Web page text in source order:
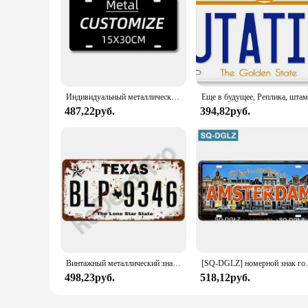
Индивидуальный металлический знак/деревянный знак, номерной знак, жестяной знак, Настенный декор, барный знак, домашний декор, подарок на день рождения
487,22руб. 394,82руб.
Винтажный металлический знак, художественный американский автомобиль, Жестяная Табличка, домашний Настенный декор для бара, паба, клуба, тарелка, Крафтовая табличка с номером, плакат
498,23руб.
[SQ-DGLZ] номерной знак города
518,12руб.